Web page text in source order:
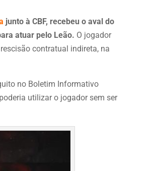
junto à CBF, recebeu o aval do
atuar pelo Leão. O jogador
contratual indireta, na
no Boletim Informativo
utilizar o jogador sem ser